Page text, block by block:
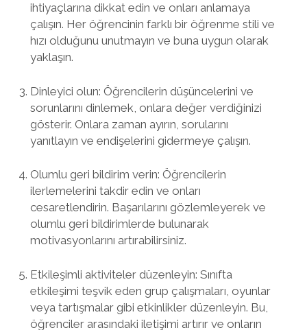
ihtiyaçlarına dikkat edin ve onları anlamaya
çalışın. Her öğrencinin farklı bir öğrenme stili ve
hızı olduğunu unutmayın ve buna uygun olarak
yaklaşın.
Dinleyici olun: Öğrencilerin düşüncelerini ve
sorunlarını dinlemek, onlara değer verdiğinizi
gösterir. Onlara zaman ayırın, sorularını
yanıtlayın ve endişelerini gidermeye çalışın.
Olumlu geri bildirim verin: Öğrencilerin
ilerlemelerini takdir edin ve onları
cesaretlendirin. Başarılarını gözlemleyerek ve
olumlu geri bildirimlerde bulunarak
motivasyonlarını artırabilirsiniz.
Etkileşimli aktiviteler düzenleyin: Sınıfta
etkileşimi teşvik eden grup çalışmaları, oyunlar
veya tartışmalar gibi etkinlikler düzenleyin. Bu,
öğrenciler arasındaki iletişimi artırır ve onların